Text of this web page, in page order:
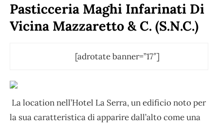
Pasticceria Maghi Infarinati Di
Vicina Mazzaretto & C. (S.N.C.)
[adrotate banner=”17″]
La location nell’Hotel La Serra, un edificio noto per
la sua caratteristica di apparire dall’alto come una